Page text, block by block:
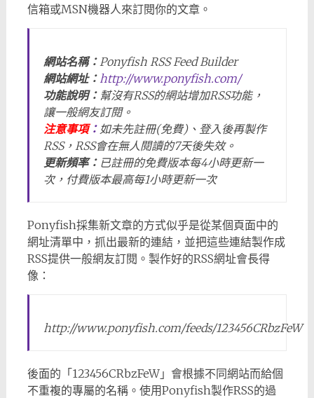
信箱或MSN機器人來訂閱你的文章。
網站名稱：Ponyfish RSS Feed Builder
網站網址： http://www.ponyfish.com/
功能說明： 幫沒有RSS的網站增加RSS功能，
讓一般網友訂閱。
注意事項： 如未先註冊(免費)、登入後再製作
RSS，RSS會在無人閱讀的7天後失效。
更新頻率： 已註冊的免費版本每4小時更新一
次，付費版本最高每1小時更新一次
Ponyfish採集新文章的方式似乎是從某個頁面中的
網址清單中，抓出最新的連結，並把這些連結製作成
RSS提供一般網友訂閱。製作好的RSS網址會長得
像：
http://www.ponyfish.com/feeds/123456CRbzFeW
後面的「123456CRbzFeW」會根據不同網站而給個
不重複的專屬的名稱。使用Ponyfish製作RSS的過